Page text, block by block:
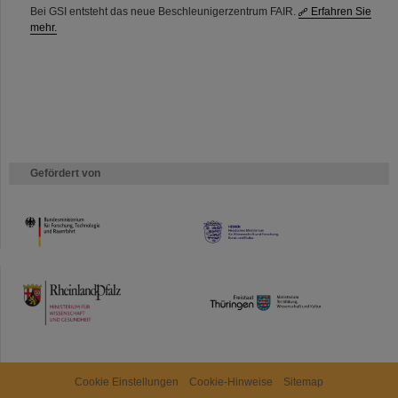
Bei GSI entsteht das neue Beschleunigerzentrum FAIR.
Erfahren Sie
mehr.
Gefördert von
HMWK
TMWWDG
Cookie Einstellungen Cookie-Hinweise
Sitemap